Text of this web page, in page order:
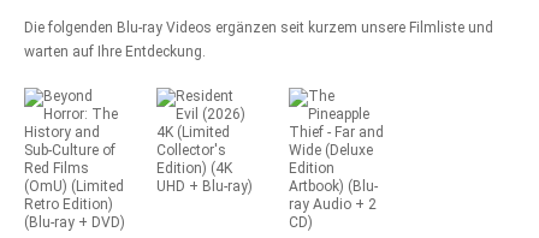
Die folgenden Blu-ray Videos ergänzen seit kurzem unsere Filmliste und
warten auf Ihre Entdeckung.